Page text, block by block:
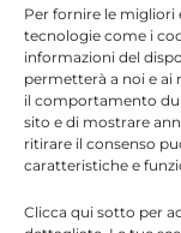
Per fornire le migliori
tecnologie come i
informazioni del
permetterà a noi e ai
il comportamento
sito e di mostrare
ritirare il consenso
caratteristiche e
Clicca qui sotto per
obbligatori sono
Commento *